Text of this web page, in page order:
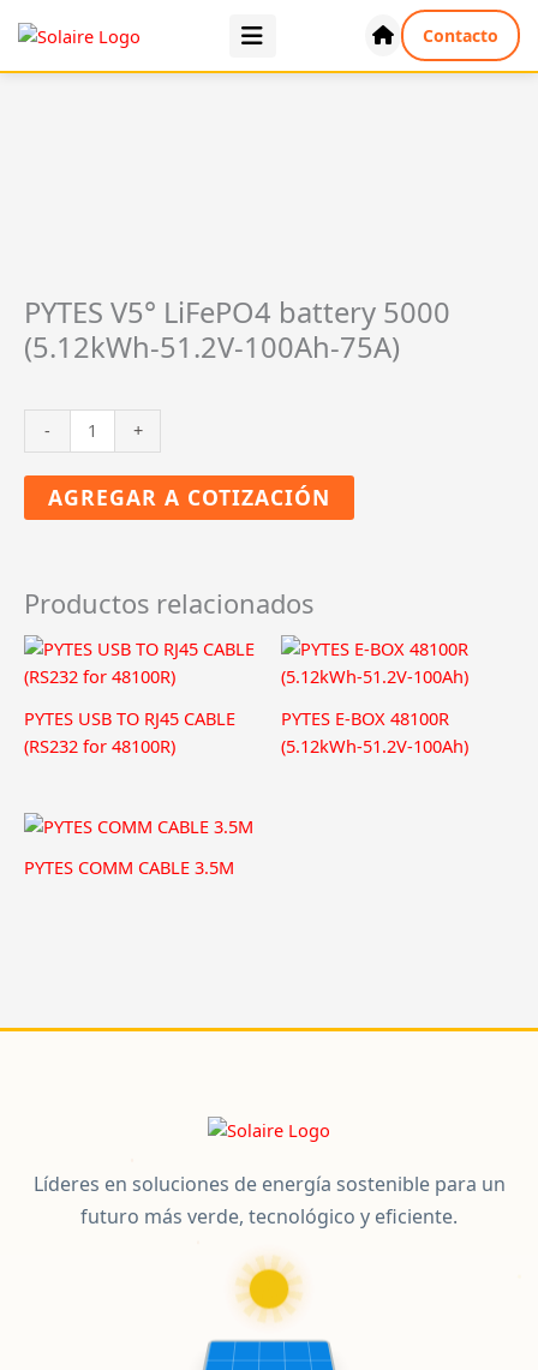
contenido
Contacto
PYTES V5° LiFePO4 battery 5000
(5.12kWh-51.2V-100Ah-75A)
-
V5°
LiFePO4
battery
100Ah-
75A)
cantidad
+
AGREGAR A COTIZACIÓN
Productos relacionados
PYTES USB TO RJ45 CABLE
(RS232 for 48100R)
PYTES E-BOX 48100R
(5.12kWh-51.2V-100Ah)
PYTES COMM CABLE 3.5M
Líderes en soluciones de energía sostenible para un
futuro más verde, tecnológico y eficiente.